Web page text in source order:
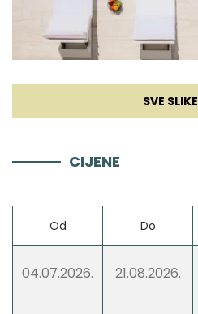
Dnevna soba
Zabava
SVE SLIKE
CIJENE
Od Do
04.07.2026. 21.08.2026.